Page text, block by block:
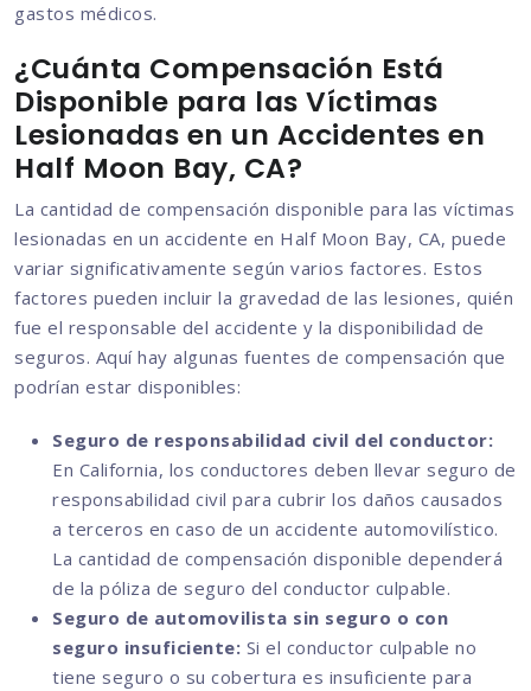
gastos médicos.
¿Cuánta Compensación Está
Disponible para las Víctimas
Lesionadas en un Accidentes en
Half Moon Bay, CA?
La cantidad de compensación disponible para las víctimas
lesionadas en un accidente en Half Moon Bay, CA, puede
variar significativamente según varios factores. Estos
factores pueden incluir la gravedad de las lesiones, quién
fue el responsable del accidente y la disponibilidad de
seguros. Aquí hay algunas fuentes de compensación que
podrían estar disponibles:
Seguro de responsabilidad civil del conductor:
En California, los conductores deben llevar seguro de
responsabilidad civil para cubrir los daños causados
a terceros en caso de un accidente automovilístico.
La cantidad de compensación disponible dependerá
de la póliza de seguro del conductor culpable.
Seguro de automovilista sin seguro o con
seguro insuficiente: Si el conductor culpable no
tiene seguro o su cobertura es insuficiente para